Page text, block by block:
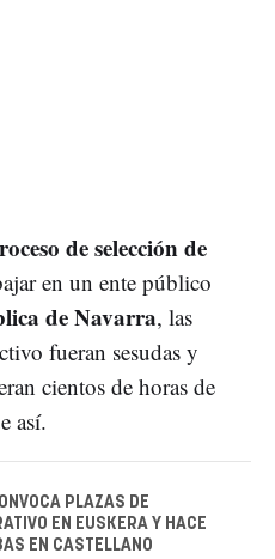
de selección de
en un ente público
de Navarra, las
fueran sesudas y
cientos de horas de
así.
PLAZAS DE
EN EUSKERA Y HACE
EN CASTELLANO